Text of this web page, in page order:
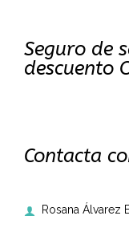
Seguro de
descuento
Contacta
 Rosana Álvarez